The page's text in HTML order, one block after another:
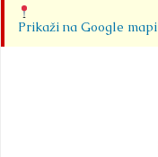
Prikaži na Google mapi